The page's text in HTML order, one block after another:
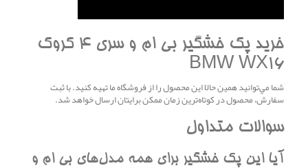
خريد پک خشگير بی ام و سری 4 کروک
BMW WX16
شما مي‌توانيد همين حالا اين محصول را از فروشگاه ما تهيه کنيد. با ثبت
سفارش، محصول در کوتاه‌ترين زمان ممکن برايتان ارسال خواهد شد.
سوالات متداول
آيا اين پک خشگير براي همه مدل‌هاي بی ام و